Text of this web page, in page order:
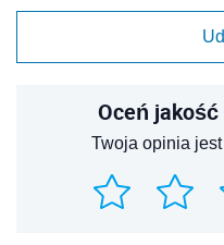
Oceń jakość
Twoja opinia